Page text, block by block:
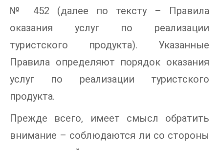
№ 452 (далее по тексту – Правила
оказания услуг по реализации
туристского продукта). Указанные
Правила определяют порядок оказания
услуг по реализации туристского
продукта.
Прежде всего, имеет смысл обратить
внимание – соблюдаются ли со стороны